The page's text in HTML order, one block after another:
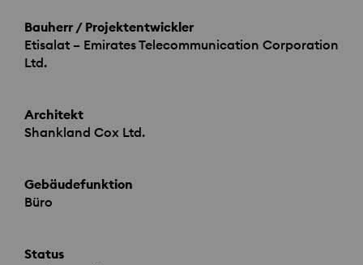
Bauherr / Projektentwickler
Etisalat – Emirates Telecommunication Corporation
Ltd.
Architekt
Shankland Cox Ltd.
Gebäudefunktion
Büro
Status